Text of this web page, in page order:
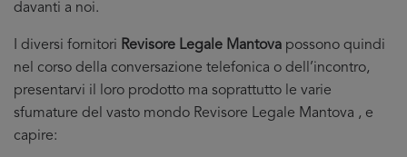
davanti a noi.
I diversi fornitori Revisore Legale Mantova possono quindi
nel corso della conversazione telefonica o dell’incontro,
presentarvi il loro prodotto ma soprattutto le varie
sfumature del vasto mondo Revisore Legale Mantova , e
capire: